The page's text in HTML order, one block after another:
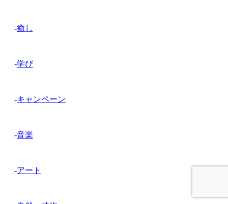
-癒し
-学び
-キャンペーン
-音楽
-アート